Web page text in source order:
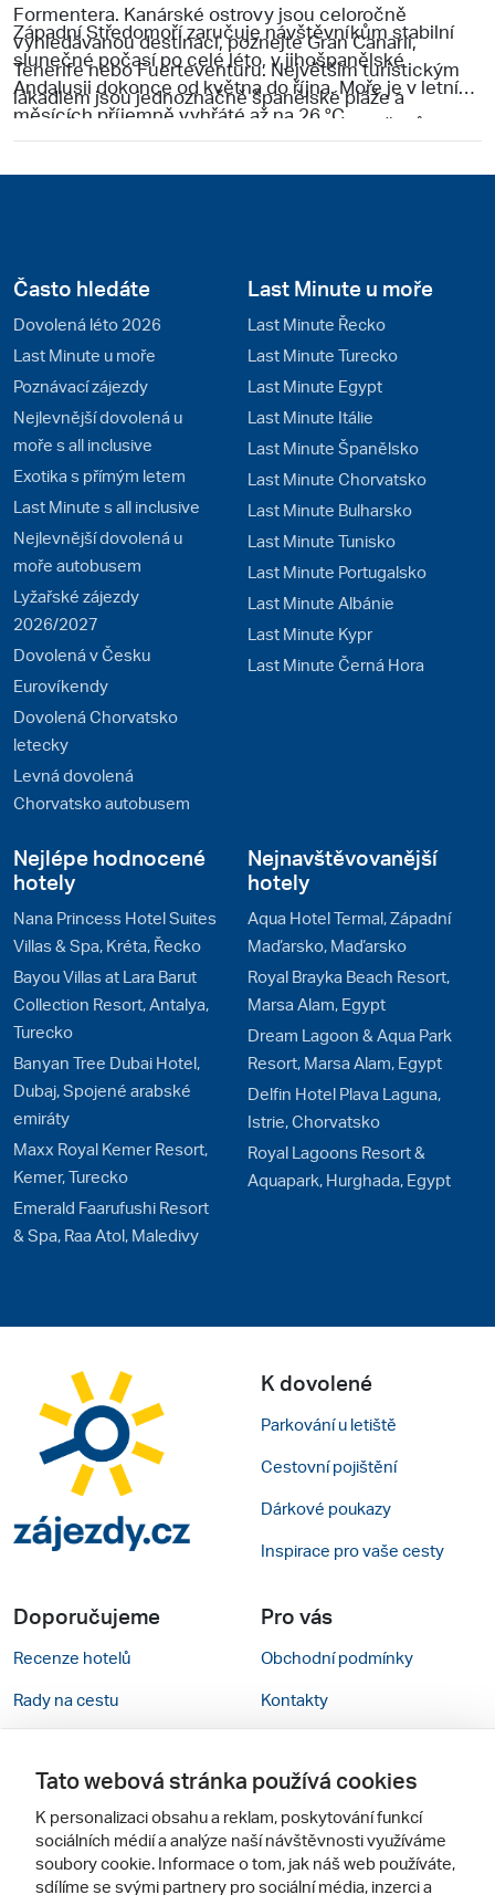
Formentera. Kanárské ostrovy jsou celoročně
vyhledávanou destinací, poznejte Gran Canarii,
Tenerife nebo Fuerteventuru. Největším turistickým
lákadlem jsou jednoznačně španělské pláže a
bezpočet architektonických a kulturních zážitků, které
pevninské riviéry jsou Costa Brava a Andalusie.
Západní Středomoří zaručuje návštěvníkům stabilní
slunečné počasí po celé léto, v jihošpanělské
Andalusii dokonce od května do října. Moře je v letních
měsících příjemně vyhřáté až na 26 °C.
Často hledáte
Dovolená léto 2026
Last Minute u moře
Poznávací zájezdy
Nejlevnější dovolená u
moře s all inclusive
Exotika s přímým letem
Last Minute s all inclusive
Nejlevnější dovolená u
moře autobusem
Lyžařské zájezdy
2026/2027
Dovolená v Česku
Eurovíkendy
Dovolená Chorvatsko
letecky
Levná dovolená
Chorvatsko autobusem
Last Minute u moře
Last Minute Řecko
Last Minute Turecko
Last Minute Egypt
Last Minute Itálie
Last Minute Španělsko
Last Minute Chorvatsko
Last Minute Bulharsko
Last Minute Tunisko
Last Minute Portugalsko
Last Minute Albánie
Last Minute Kypr
Last Minute Černá Hora
Nejlépe hodnocené
hotely
Nana Princess Hotel Suites
Villas & Spa, Kréta, Řecko
Bayou Villas at Lara Barut
Collection Resort, Antalya,
Turecko
Banyan Tree Dubai Hotel,
Dubaj, Spojené arabské
emiráty
Maxx Royal Kemer Resort,
Kemer, Turecko
Emerald Faarufushi Resort
& Spa, Raa Atol, Maledivy
Nejnavštěvovanější
hotely
Aqua Hotel Termal, Západní
Maďarsko, Maďarsko
Royal Brayka Beach Resort,
Marsa Alam, Egypt
Dream Lagoon & Aqua Park
Resort, Marsa Alam, Egypt
Delfin Hotel Plava Laguna,
Istrie, Chorvatsko
Royal Lagoons Resort &
Aquapark, Hurghada, Egypt
K dovolené
Parkování u letiště
Cestovní pojištění
Dárkové poukazy
Inspirace pro vaše cesty
Doporučujeme
Recenze hotelů
Rady na cestu
Zájazdy.sk
Pro vás
Obchodní podmínky
Kontakty
Mobilní verze webu
Sledujte nás
Tato webová stránka používá cookies
K personalizaci obsahu a reklam, poskytování funkcí
sociálních médií a analýze naší návštěvnosti využíváme
soubory cookie. Informace o tom, jak náš web používáte,
sdílíme se svými partnery pro sociální média, inzerci a